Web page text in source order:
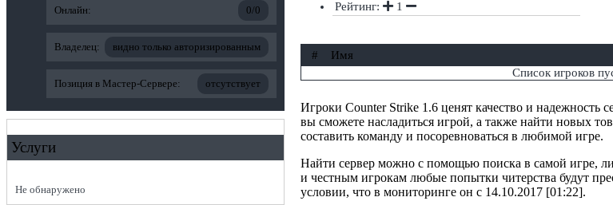
Онлайн: 0/0
Владелец: видно только авторизированным
Позиция в Мастер-Сервере: отсутствует
Услуги
Не обнаружено
Рейтинг:
1
# Имя
Список игроков
Игроки Counter Strike 1.6 ценят качество и надежность
вы сможете насладиться игрой, а также найти новых
составить команду и посоревноваться в любимой игре.
Найти сервер можно с помощью поиска в самой игре,
и честным игрокам любые попытки читерства будут
условии, что в мониторинге он с 14.10.2017 [01:22].